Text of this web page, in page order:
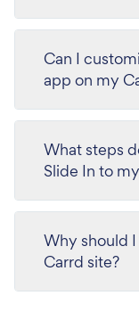
Can I
app on my
What steps
Slide In to
Why should
Carrd site?